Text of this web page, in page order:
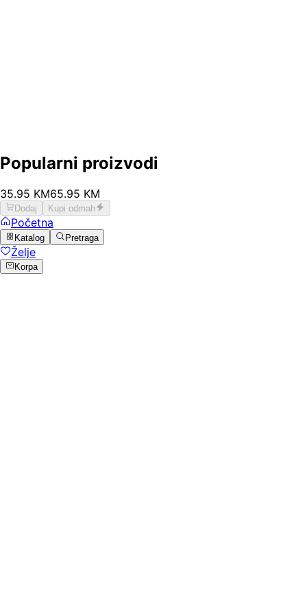
Popularni proizvodi
35.95 KM65.95 KM
Dodaj Kupi odmah
Početna
Katalog Pretraga
Želje
Korpa